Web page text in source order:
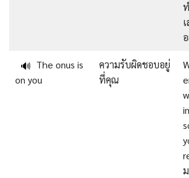
🔊 The onus is
on you
ความรับผิดชอบอยู่
ที่คุณ